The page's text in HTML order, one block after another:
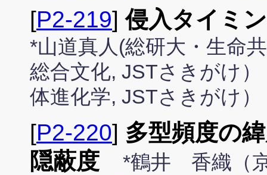
[P2-219]侵入タイミ
*山道真人(総研大・生命
総合文化, JSTさきがけ
体進化学, JSTさきがけ）
[P2-220] 多型頻度の
隠蔽度
*鶴井 香織（